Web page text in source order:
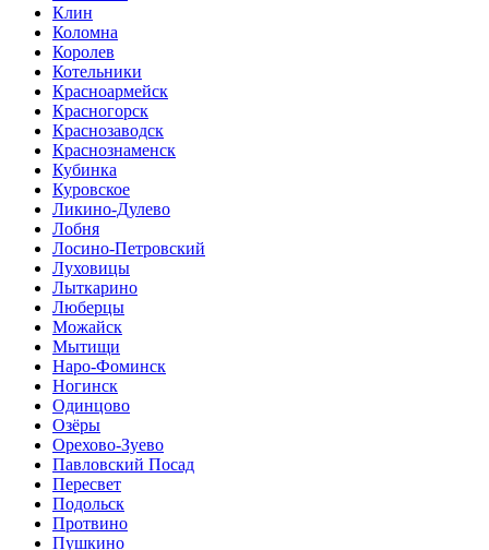
Клин
Коломна
Королев
Котельники
Красноармейск
Красногорск
Краснозаводск
Краснознаменск
Кубинка
Куровское
Ликино-Дулево
Лобня
Лосино-Петровский
Луховицы
Лыткарино
Люберцы
Можайск
Мытищи
Наро-Фоминск
Ногинск
Одинцово
Озёры
Орехово-Зуево
Павловский Посад
Пересвет
Подольск
Протвино
Пушкино